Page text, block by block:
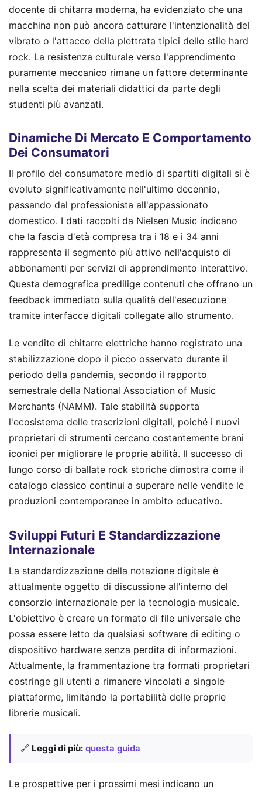
docente di chitarra moderna, ha evidenziato che una
macchina non può ancora catturare l'intenzionalità del
vibrato o l'attacco della plettrata tipici dello stile hard
rock. La resistenza culturale verso l'apprendimento
puramente meccanico rimane un fattore determinante
nella scelta dei materiali didattici da parte degli
studenti più avanzati.
Dinamiche Di Mercato E Comportamento
Dei Consumatori
Il profilo del consumatore medio di spartiti digitali si è
evoluto significativamente nell'ultimo decennio,
passando dal professionista all'appassionato
domestico. I dati raccolti da Nielsen Music indicano
che la fascia d'età compresa tra i 18 e i 34 anni
rappresenta il segmento più attivo nell'acquisto di
abbonamenti per servizi di apprendimento interattivo.
Questa demografica predilige contenuti che offrano un
feedback immediato sulla qualità dell'esecuzione
tramite interfacce digitali collegate allo strumento.
Le vendite di chitarre elettriche hanno registrato una
stabilizzazione dopo il picco osservato durante il
periodo della pandemia, secondo il rapporto
semestrale della National Association of Music
Merchants (NAMM). Tale stabilità supporta
l'ecosistema delle trascrizioni digitali, poiché i nuovi
proprietari di strumenti cercano costantemente brani
iconici per migliorare le proprie abilità. Il successo di
lungo corso di ballate rock storiche dimostra come il
catalogo classico continui a superare nelle vendite le
produzioni contemporanee in ambito educativo.
Sviluppi Futuri E Standardizzazione
Internazionale
La standardizzazione della notazione digitale è
attualmente oggetto di discussione all'interno del
consorzio internazionale per la tecnologia musicale.
L'obiettivo è creare un formato di file universale che
possa essere letto da qualsiasi software di editing o
dispositivo hardware senza perdita di informazioni.
Attualmente, la frammentazione tra formati proprietari
costringe gli utenti a rimanere vincolati a singole
piattaforme, limitando la portabilità delle proprie
librerie musicali.
🔗 Leggi di più: questa guida
Le prospettive per i prossimi mesi indicano un